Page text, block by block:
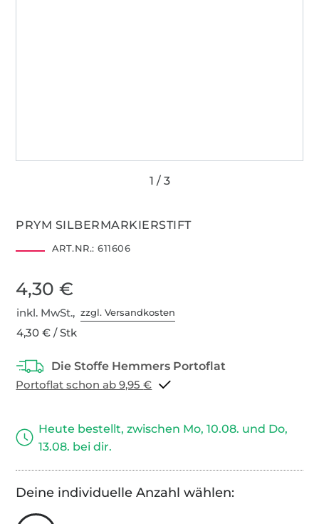
PRYM SILBERMARKIERSTIFT
ART.NR.: 611606
4,30 €
inkl. MwSt.,zzgl. Versandkosten
4,30 € / Stk
Portoflat schon ab 9,95 €
Heute bestellt, zwischen Mo, 10.08. und Do,
13.08. bei dir.
Deine individuelle Anzahl wählen: